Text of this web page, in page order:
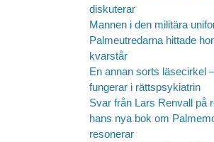
diskuterar
Mannen i den militära
Palmeutredarna hittade
kvarstår
En annan sorts läsecirkel
fungerar i rättspsykiatrin
Svar från Lars Renvall på
hans nya bok om
resonerar